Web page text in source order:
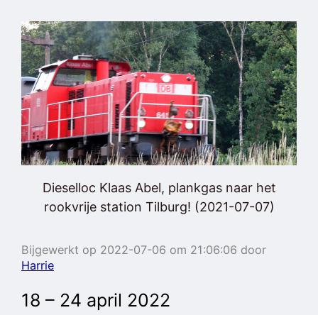
Dieselloc Klaas Abel, plankgas naar het
rookvrije station Tilburg! (2021-07-07)
Bijgewerkt op 2022-07-06 om 21:06:06 door
Harrie
18 – 24 april 2022